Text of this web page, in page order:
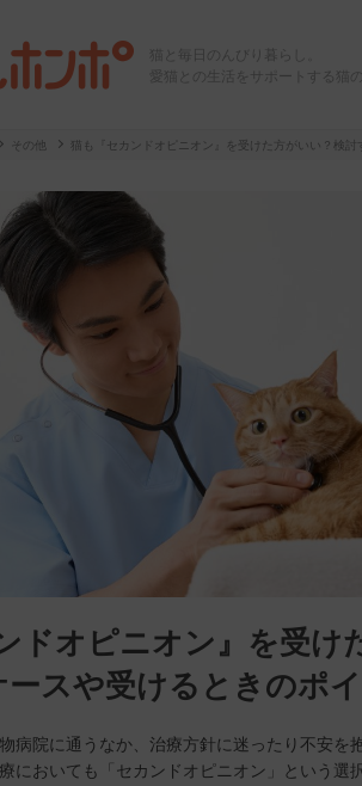
猫と毎日のんびり暮らし。
愛猫との生活をサポートする猫
その他 猫も『セカンドオピニオン』を受けた方がいい？検
ドオピニオン』を受け
スや受けるときのポ
病院に通うなか、治療方針に迷ったり不安を
においても「セカンドオピニオン」という選